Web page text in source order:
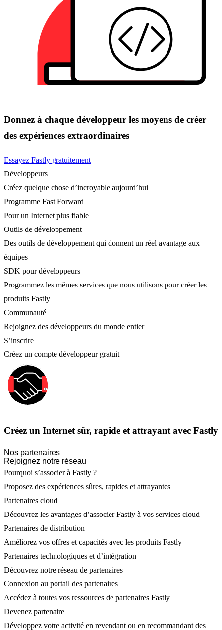
Donnez à chaque développeur les moyens de créer
des expériences extraordinaires
Essayez Fastly gratuitement
Développeurs
Créez quelque chose d’incroyable aujourd’hui
Programme Fast Forward
Pour un Internet plus fiable
Outils de développement
Des outils de développement qui donnent un réel avantage aux
équipes
SDK pour développeurs
Programmez les mêmes services que nous utilisons pour créer les
produits Fastly
Communauté
Rejoignez des développeurs du monde entier
S’inscrire
Créez un compte développeur gratuit
Créez un Internet sûr, rapide et attrayant avec Fastly
Nos partenaires
Rejoignez notre réseau
Pourquoi s’associer à Fastly ?
Proposez des expériences sûres, rapides et attrayantes
Partenaires cloud
Découvrez les avantages d’associer Fastly à vos services cloud
Partenaires de distribution
Améliorez vos offres et capacités avec les produits Fastly
Partenaires technologiques et d’intégration
Découvrez notre réseau de partenaires
Connexion au portail des partenaires
Accédez à toutes vos ressources de partenaires Fastly
Devenez partenaire
Développez votre activité en revendant ou en recommandant des